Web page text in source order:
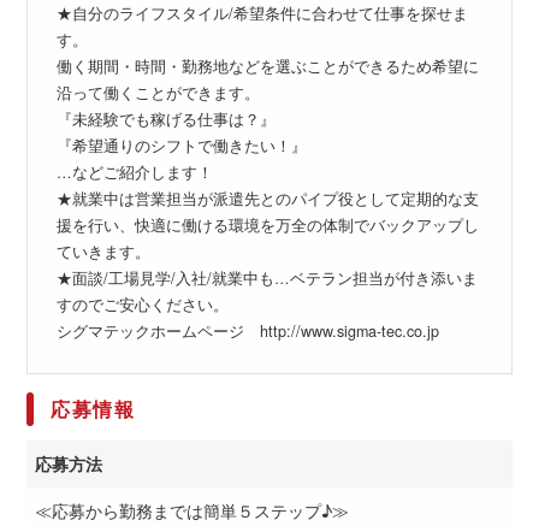
★自分のライフスタイル/希望条件に合わせて仕事を探せま
す。
働く期間・時間・勤務地などを選ぶことができるため希望に
沿って働くことができます。
『未経験でも稼げる仕事は？』
『希望通りのシフトで働きたい！』
…などご紹介します！
★就業中は営業担当が派遣先とのパイプ役として定期的な支
援を行い、快適に働ける環境を万全の体制でバックアップし
ていきます。
★面談/工場見学/入社/就業中も…ベテラン担当が付き添いま
すのでご安心ください。
シグマテックホームページ http://www.sigma-tec.co.jp
応募情報
応募方法
≪応募から勤務までは簡単５ステップ♪≫